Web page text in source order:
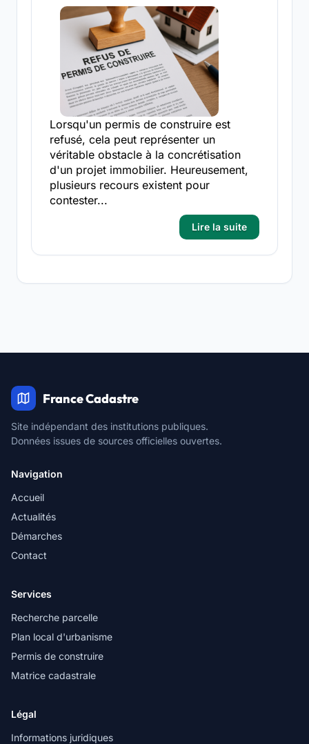
Lorsqu'un permis de construire est
refusé, cela peut représenter un
véritable obstacle à la concrétisation
d'un projet immobilier. Heureusement,
plusieurs recours existent pour
contester...
Lire la suite
France Cadastre
Site indépendant des institutions publiques.
Données issues de sources officielles ouvertes.
Navigation
Accueil
Actualités
Démarches
Contact
Services
Recherche parcelle
Plan local d'urbanisme
Permis de construire
Matrice cadastrale
Légal
Informations juridiques